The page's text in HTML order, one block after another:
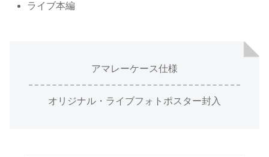
ライブ本編
アマレーケース仕様
オリジナル・ライブフォトポスター封入